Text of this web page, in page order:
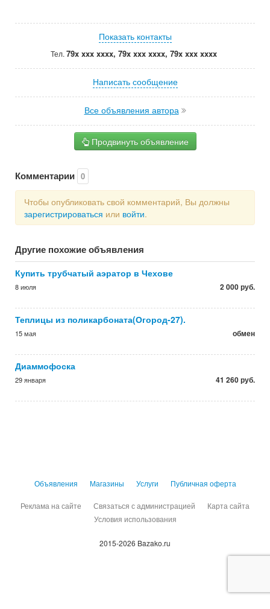
Показать контакты
Тел. 79x xxx xxxx, 79x xxx xxxx, 79x xxx xxxx
Написать сообщение
Все объявления автора
Продвинуть объявление
Комментарии 0
Чтобы опубликовать свой комментарий, Вы должны
зарегистрироваться или войти.
Другие похожие объявления
Купить трубчатый аэратор в Чехове
8 июля 2 000 руб.
Теплицы из поликарбоната(Огород-27).
15 мая обмен
Диаммофоска
29 января 41 260 руб.
Объявления Магазины Услуги Публичная оферта
Реклама на сайте Связаться с администрацией
Карта сайта
Условия использования
2015-2026 Bazako.ru